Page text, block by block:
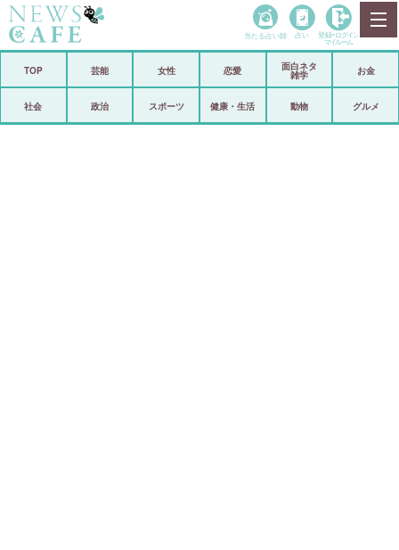
政治
当たる占い師 占い 登録• ログイン
マイルーム
TOP 芸能 女性 恋愛
面白ネタ
雑学
お金
社会 政治 スポーツ 健康・生活 動物 グルメ